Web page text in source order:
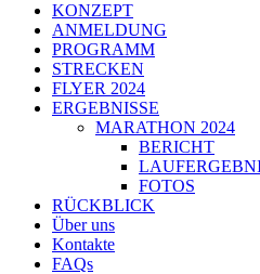
KONZEPT
ANMELDUNG
PROGRAMM
STRECKEN
FLYER 2024
ERGEBNISSE
MARATHON 2024
BERICHT
FOTOS
RÜCKBLICK
Über uns
Kontakte
FAQs